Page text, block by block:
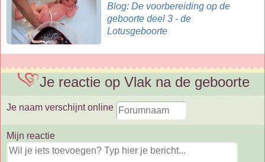
Blog: De voorbereiding op de
geboorte deel 3 - de
Lotusgeboorte
Je reactie op Vlak na de geboorte
Je naam verschijnt online
Mijn reactie